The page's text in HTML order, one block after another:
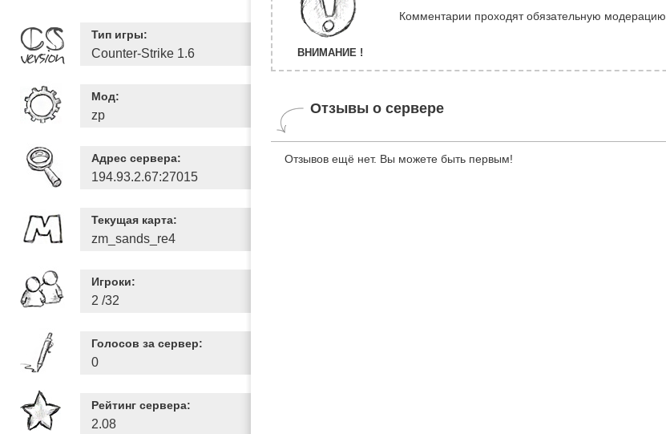
Тип игры:
Counter-Strike 1.6
Мод:
zp
Адрес сервера:
194.93.2.67:27015
Текущая карта:
zm_sands_re4
Игроки:
2 /32
Голосов за сервер:
0
Рейтинг сервера:
2.08
ВНИМАНИЕ !
Комментарии проходят обязательную модерацию.
Отзывы о сервере
Отзывов ещё нет. Вы можете быть первым!